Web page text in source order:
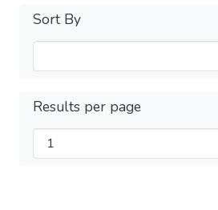
Sort By
Results per page